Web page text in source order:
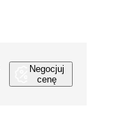
Negocjuj
cenę